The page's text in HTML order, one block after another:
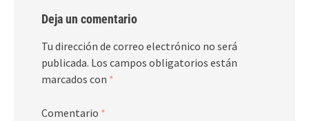
Deja un comentario
Tu dirección de correo electrónico no será
publicada. Los campos obligatorios están
marcados con *
Comentario *